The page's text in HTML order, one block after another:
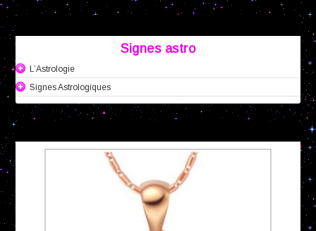
Signes astro
L’Astrologie
Signes Astrologiques